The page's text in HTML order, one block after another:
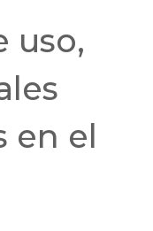
uso,
en el